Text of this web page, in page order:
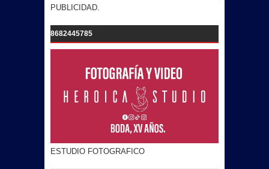
PUBLICIDAD.
8682445785
ESTUDIO FOTOGRAFICO